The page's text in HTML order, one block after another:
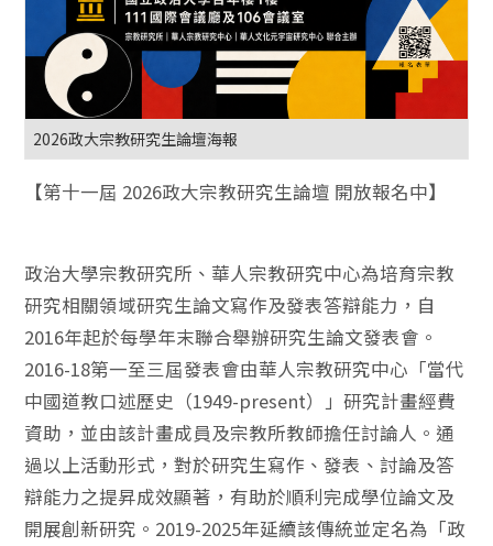
2026政大宗教研究生論壇海報
【第十一屆 2026政大宗教研究生論壇 開放報名中】
政治大學宗教研究所、華人宗教研究中心為培育宗教
研究相關領域研究生論文寫作及發表答辯能力，自
2016年起於每學年末聯合舉辦研究生論文發表會。
2016-18第一至三屆發表會由華人宗教研究中心「當代
中國道教口述歷史（1949-present）」研究計畫經費
資助，並由該計畫成員及宗教所教師擔任討論人。通
過以上活動形式，對於研究生寫作、發表、討論及答
辯能力之提昇成效顯著，有助於順利完成學位論文及
開展創新研究。2019-2025年延續該傳統並定名為「政